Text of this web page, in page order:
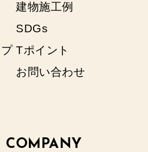
建物施工例
SDGs
Tポイント
お問い合わせ
COMPANY